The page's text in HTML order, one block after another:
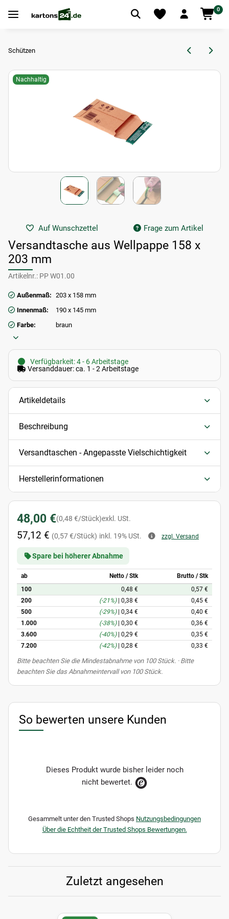
0
Schützen
Nachhaltig
Auf Wunschzettel Frage zum Artikel
Versandtasche aus Wellpappe 158 x
203 mm
Artikelnr.: PP W01.00
Außenmaß: 203 x 158 mm
Innenmaß:
190 x 145 mm
Farbe:
braun
Verfügbarkeit: 4 - 6 Arbeitstage
Versanddauer: ca. 1 - 2 Arbeitstage
Artikeldetails
Beschreibung
Versandtaschen - Angepasste Vielschichtigkeit
Herstellerinformationen
48,00 €(0,48 €/Stück)exkl. USt.
57,12 € (0,57 €/Stück) inkl. 19% USt. zzgl. Versand
Spare bei höherer Abnahme
ab Netto / Stk
Brutto / Stk
100
0,48 €
0,57 €
200
(-21%) 0,38 €
0,45 €
500
(-29%) 0,34 €
0,40 €
1.000
(-38%) 0,30 €
0,36 €
3.600
(-40%) 0,29 €
0,35 €
7.200
(-42%) 0,28 € 0,33 €
xBitte beachten Sie die Mindestabnahme von 100 Stück. · Bitte
beachten Sie das Abnahmeintervall von 100 Stück.
So bewerten unsere Kunden
Dieses Produkt wurde bisher leider noch
nicht bewertet.
Gesammelt unter den Trusted Shops Nutzungsbedingungen
Über die Echtheit der Trusted Shops Bewertungen.
Zuletzt angesehen